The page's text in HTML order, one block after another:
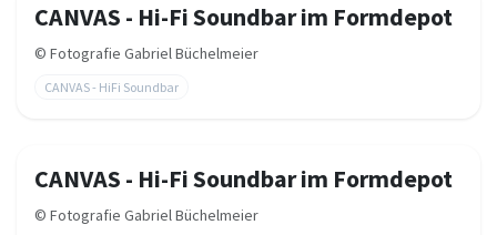
CANVAS - Hi-Fi Soundbar im Formdepot
© Fotografie Gabriel Büchelmeier
CANVAS - HiFi Soundbar
CANVAS - Hi-Fi Soundbar im Formdepot
© Fotografie Gabriel Büchelmeier